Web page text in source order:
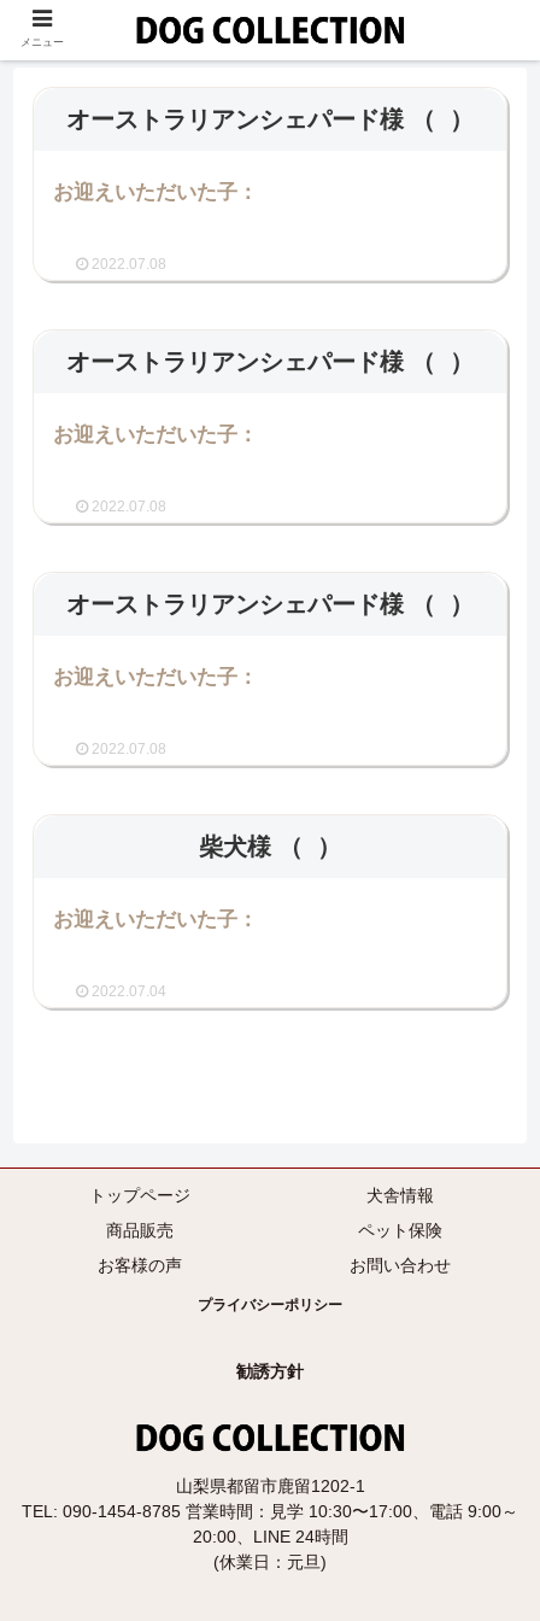
オーストラリアンシェパード様 （ ）
お迎えいただいた子：
2022.07.08
オーストラリアンシェパード様 （ ）
お迎えいただいた子：
2022.07.08
オーストラリアンシェパード様 （ ）
お迎えいただいた子：
2022.07.08
柴犬様 （ ）
お迎えいただいた子：
2022.07.04
トップページ
犬舎情報
商品販売
ペット保険
お客様の声
お問い合わせ
プライバシーポリシー
勧誘方針
山梨県都留市鹿留1202-1
TEL: 090-1454-8785 営業時間：見学 10:30〜17:00、電話 9:00～
20:00、LINE 24時間
(休業日：元旦)
メニュー